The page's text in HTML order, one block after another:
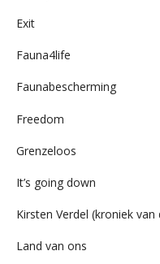
Exit
Fauna4life
Faunabescherming
Freedom
Grenzeloos
It’s going down
Kirsten Verdel (kroniek
Land van ons